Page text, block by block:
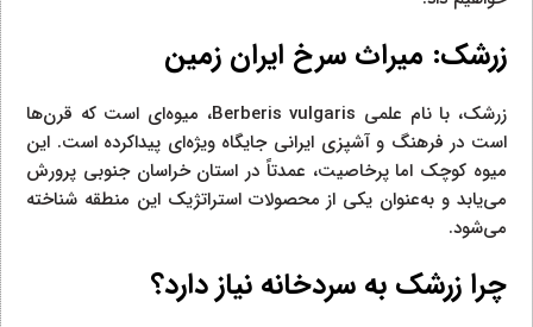
زرشک: میراث سرخ ایران زمین
زرشک، با نام علمی Berberis vulgaris، میوه‌ای است که قرن‌ها
است در فرهنگ و آشپزی ایرانی جایگاه ویژه‌ای پیداکرده است. این
میوه کوچک اما پرخاصیت، عمدتاً در استان خراسان جنوبی پرورش
می‌یابد و به‌عنوان یکی از محصولات استراتژیک این منطقه شناخته
می‌شود.
چرا زرشک به سردخانه نیاز دارد؟